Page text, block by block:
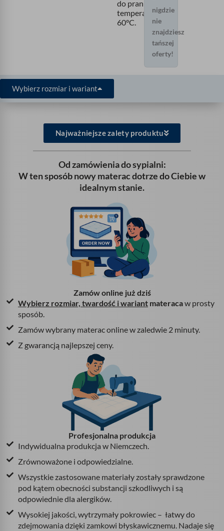
do prania w
temperaturze
60°C.
nigdzie
nie
znajdziesz
tańszej
oferty!
Wybierz rozmiar i wariant
Najważniejsze zalety produktu
Od zamówienia do sypialni:
W ten sposób nowy materac dotrze do Ciebie w
idealnym stanie.
Zamów online już dziś
Wybierz rozmiar, twardość i wariantmateracaw prosty
sposób.
Zamów wybrany materac online w zaledwie 2 minuty.
Z gwarancją najlepszej ceny.
Profesjonalna produkcja
Indywidualna produkcja w Niemczech.
Zrównoważone i odpowiedzialne.
Wszystkie zastosowane materiały zostały sprawdzone
pod kątem obecności substancji szkodliwych i są
odpowiednie dla alergików.
Wysokiej jakości, wytrzymały pokrowiec – łatwy do
zdejmowania dzięki zamkowi błyskawicznemu. Nadaje się